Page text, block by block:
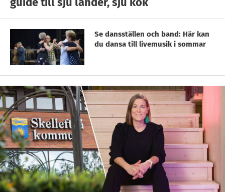
Se dansställen och band: Här kan
du dansa till livemusik i sommar